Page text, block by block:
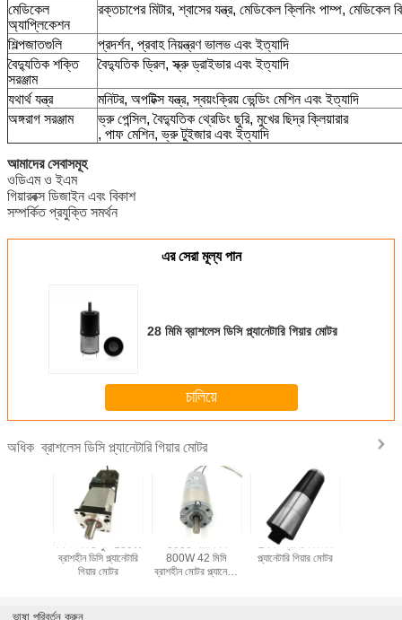
মেডিকেল
অ্যাপ্লিকেশন
রক্তচাপের মিটার, শ্বাসের যন্ত্র, মেডিকেল ক্লিনিং পাম্প, মেডিকেল
শিল্পজাতগুলি
প্রদর্শন, প্রবাহ নিয়ন্ত্রণ ভালভ এবং ইত্যাদি
বৈদ্যুতিক শক্তি
সরঞ্জাম
বৈদ্যুতিক ড্রিল, স্ক্রু ড্রাইভার এবং ইত্যাদি
যথার্থ যন্ত্র
মনিটর, অপটিক্স যন্ত্র, স্বয়ংক্রিয় ভেন্ডিং মেশিন এবং ইত্যাদি
অঙ্গরাগ সরঞ্জাম
ভ্রু পেন্সিল, বৈদ্যুতিক থ্রেডিং ছুরি, মুখের ছিদ্র ক্লিয়ারার
, পাফ মেশিন, ভ্রু টুইজার এবং ইত্যাদি
আমাদের সেবাসমূহ
ওডিএম ও ইএম
গিয়ারবক্স ডিজাইন এবং বিকাশ
সম্পর্কিত প্রযুক্তি সমর্থন
এর সেরা মূল্য পান
28 মিমি ব্রাশলেস ডিসি প্ল্যানেটারি গিয়ার মোটর
চালিয়ে
অধিকব্রাশলেস ডিসি প্ল্যানেটারি গিয়ার মোটর
কম কম্পন 5 খুঁটি 180W
ব্রাশহীন ডিসি প্ল্যানেটারি
গিয়ার মোটর
3000 আরপিএম
800W 42 মিমি
ব্রাশহীন মোটর প্ল্যানেটারি
24 ভি ব্রাশলেস ডিসি
প্ল্যানেটারি গিয়ার মোটর
ভাষা পরিবর্তন করুন